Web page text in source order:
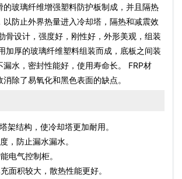
的玻璃纤维增强塑料防护板制成，并且隔热
以防止外界热量进入冷却塔，隔热和减震效
骨设计，强度好，刚性好，外形美观，组装
加厚的玻璃纤维塑料组装而成，底板之间装
漏水，密封性能好，使用寿命长。 FRP材
除了易氧化和黑色表面的缺点。
架结构，使冷却塔更加耐用。
，防止漏水漏水。
电气控制柜。
面积较大，散热性能更好。